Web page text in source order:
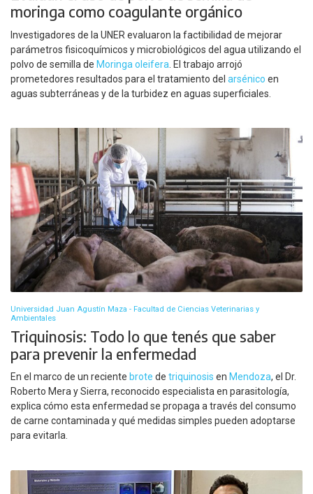
moringa como coagulante orgánico
Investigadores de la UNER evaluaron la factibilidad de mejorar
parámetros fisicoquímicos y microbiológicos del agua utilizando el
polvo de semilla de Moringa oleifera . El trabajo arrojó
prometedores resultados para el tratamiento del arsénico en
aguas subterráneas y de la turbidez en aguas superficiales.
Universidad Juan Agustín Maza - Facultad de Ciencias Veterinarias y
Ambientales
Triquinosis: Todo lo que tenés que saber
para prevenir la enfermedad
En el marco de un reciente brote de triquinosis en Mendoza, el Dr.
Roberto Mera y Sierra, reconocido especialista en parasitología,
explica cómo esta enfermedad se propaga a través del consumo
de carne contaminada y qué medidas simples pueden adoptarse
para evitarla.